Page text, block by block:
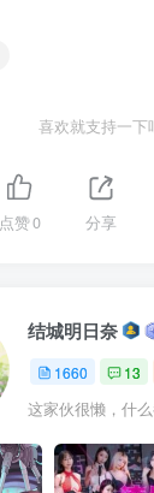
喜欢就支持一下
点赞0 分享
结城明日奈
1660 13
这家伙很懒，什